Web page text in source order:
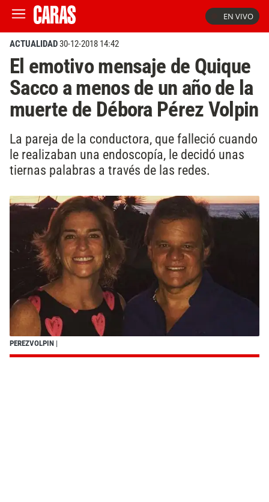
EN VIVO
ACTUALIDAD30-12-2018 14:42
El emotivo mensaje de Quique
Sacco a menos de un año de la
muerte de Débora Pérez Volpin
La pareja de la conductora, que falleció cuando
le realizaban una endoscopía, le decidó unas
tiernas palabras a través de las redes.
PEREZVOLPIN |